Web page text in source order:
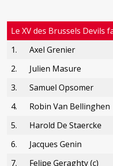
Le XV des Brussels Devils
1.
Axel Grenier
2.
Julien Masure
3.
Samuel Opsomer
4.
Robin Van Bellinghen
5.
Harold De Staercke
6.
Jacques Genin
7.
Felipe Geraghty (c)